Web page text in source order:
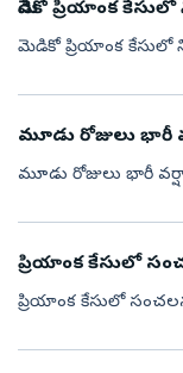
మెడికో ప్రియాంక
మెడికో ప్రియాంక కేసులో
మూడు రోజులు భారీ
మూడు రోజులు భారీ